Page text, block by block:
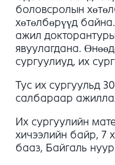
боловсролын
хөтөлбөрүүд
ажил
явуулагдана.
сургуулиуд, их
Тус их сургуульд
салбараар
Их сургуулийн
хичээлийн байр, 7
бааз, Байгаль